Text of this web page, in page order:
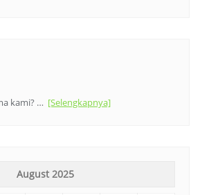
kami? … [Selengkapnya]
August 2025